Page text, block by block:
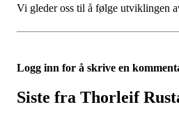
Vi gleder oss til å følge utviklingen
Logg inn for å skrive en
Siste fra Thorleif